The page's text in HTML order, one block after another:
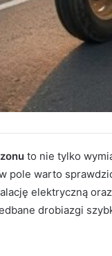
to nie tylko
pole warto
elektryczną
drobiazgi